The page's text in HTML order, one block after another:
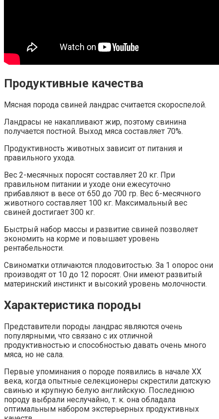
Продуктивные качества
Мясная порода свиней ландрас считается скороспелой.
Ландрасы не накапливают жир, поэтому свинина
получается постной. Выход мяса составляет 70%.
Продуктивность животных зависит от питания и
правильного ухода.
Вес 2-месячных поросят составляет 20 кг. При
правильном питании и уходе они ежесуточно
прибавляют в весе от 650 до 700 гр. Вес 6-месячного
животного составляет 100 кг. Максимальный вес
свиней достигает 300 кг.
Быстрый набор массы и развитие свиней позволяет
экономить на корме и повышает уровень
рентабельности.
Свиноматки отличаются плодовитостью. За 1 опорос они
производят от 10 до 12 поросят. Они имеют развитый
материнский инстинкт и высокий уровень молочности.
Характеристика породы
Представители породы ландрас являются очень
популярными, что связано с их отличной
продуктивностью и способностью давать очень много
мяса, но не сала.
Первые упоминания о породе появились в начале XX
века, когда опытные селекционеры скрестили датскую
свинью и крупную белую английскую. Последнюю
породу выбрали неслучайно, т. к. она обладала
оптимальным набором экстерьерных продуктивных